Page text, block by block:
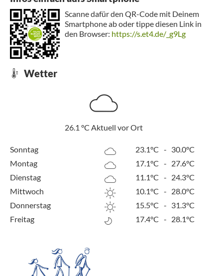
Scanne dafür den QR-Code mit Deinem
Smartphone ab oder tippe diesen Link in
den Browser: https://s.et4.de/_g9Lg
Wetter
26.1 °C Aktuell vor Ort
Sonntag 23.1°C - 30.0°C
Montag
17.1°C - 27.6°C
Dienstag
11.1°C - 24.3°C
Mittwoch
10.1°C - 28.0°C
Donnerstag
15.5°C - 31.3°C
Freitag
17.4°C - 28.1°C